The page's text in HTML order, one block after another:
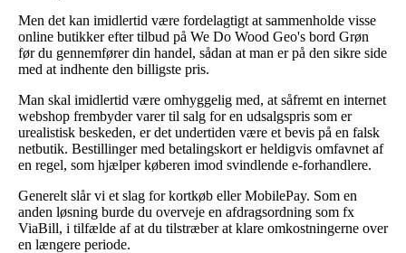
Men det kan imidlertid være fordelagtigt at sammenholde visse
online butikker efter tilbud på We Do Wood Geo's bord Grøn
før du gennemfører din handel, sådan at man er på den sikre side
med at indhente den billigste pris.
Man skal imidlertid være omhyggelig med, at såfremt en internet
webshop frembyder varer til salg for en udsalgspris som er
urealistisk beskeden, er det undertiden være et bevis på en falsk
netbutik. Bestillinger med betalingskort er heldigvis omfavnet af
en regel, som hjælper køberen imod svindlende e-forhandlere.
Generelt slår vi et slag for kortkøb eller MobilePay. Som en
anden løsning burde du overveje en afdragsordning som fx
ViaBill, i tilfælde af at du tilstræber at klare omkostningerne over
en længere periode.